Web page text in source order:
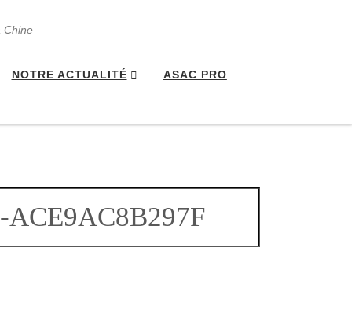
Chine
NOTRE ACTUALITÉ ASAC PRO